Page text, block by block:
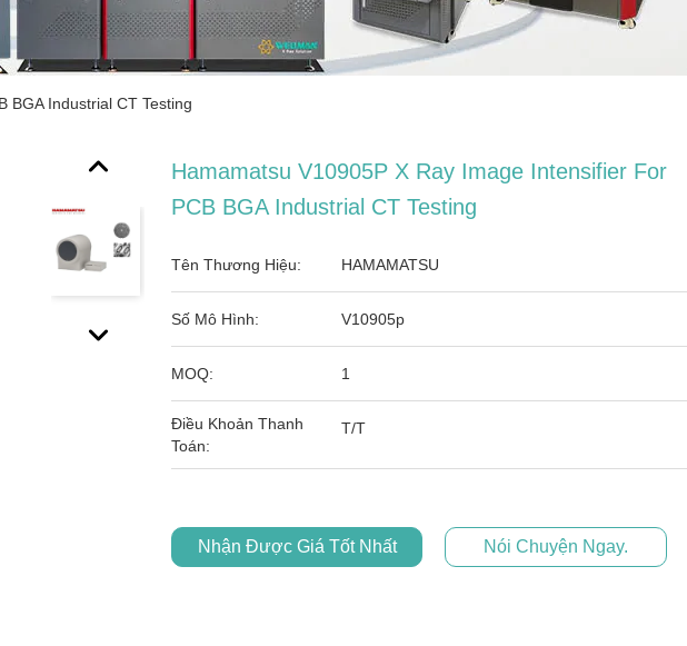
BGA Industrial CT Testing
Hamamatsu V10905P X Ray Image Intensifier For
PCB BGA Industrial CT Testing
Tên Thương Hiệu: HAMAMATSU
Số Mô Hình: V10905p
MOQ: 1
Điều Khoản Thanh
Toán:
T/T
Nhận Được Giá Tốt Nhất Nói Chuyện Ngay.